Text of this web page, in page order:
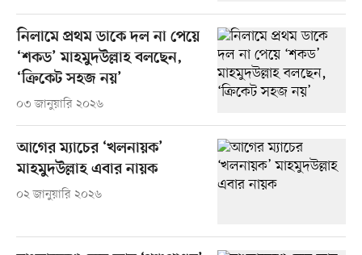
নিলামে প্রথম ডাকে দল না পেয়ে
‘শকড’ মাহমুদউল্লাহ বলছেন,
‘ক্রিকেট সহজ নয়’
০৩ জানুয়ারি ২০২৬
আগের ম্যাচের ‘খলনায়ক’
মাহমুদউল্লাহ এবার নায়ক
০২ জানুয়ারি ২০২৬